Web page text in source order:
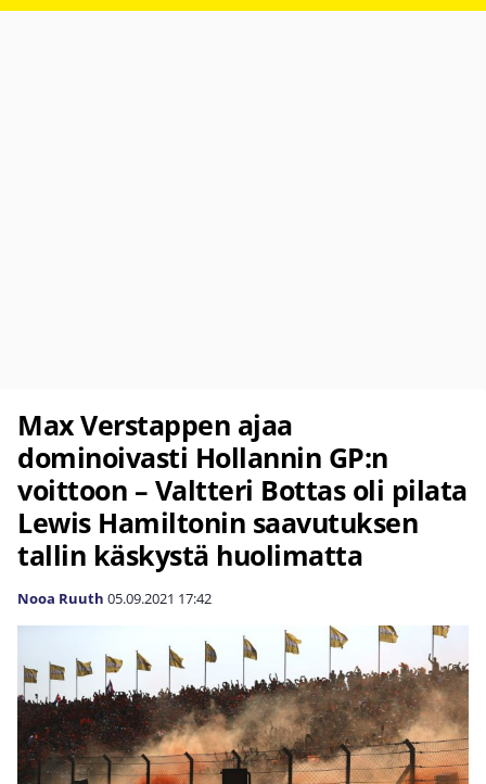
Max Verstappen ajaa
dominoivasti Hollannin GP:n
voittoon – Valtteri Bottas oli pilata
Lewis Hamiltonin saavutuksen
tallin käskystä huolimatta
Nooa Ruuth 05.09.2021 17:42